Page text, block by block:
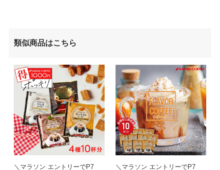
類似商品はこちら
＼マラソン エントリーでP7
＼マラソン エントリーでP7